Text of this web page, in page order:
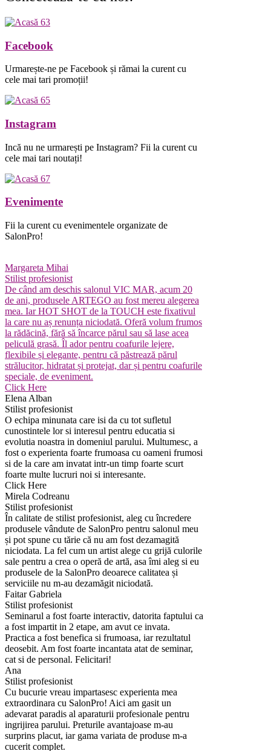
Facebook
Urmarește-ne pe Facebook și rămai la curent cu
cele mai tari promoții!
Instagram
Incă nu ne urmarești pe Instagram? Fii la curent cu
cele mai tari noutați!
Evenimente
Fii la curent cu evenimentele organizate de
SalonPro!
Margareta Mihai
Stilist profesionist
De când am deschis salonul VIC MAR, acum 20
de ani, produsele ARTEGO au fost mereu alegerea
mea. Iar HOT SHOT de la TOUCH este fixativul
la care nu aș renunța niciodată. Oferă volum frumos
la rădăcină, fără să încarce părul sau să lase acea
peliculă grasă. Îl ador pentru coafurile lejere,
flexibile și elegante, pentru că păstrează părul
strălucitor, hidratat și protejat, dar și pentru coafurile
speciale, de eveniment.
Click Here
Elena Alban
Stilist profesionist
O echipa minunata care isi da cu tot sufletul
cunostintele lor si interesul pentru educatia si
evolutia noastra in domeniul parului. Multumesc, a
fost o experienta foarte frumoasa cu oameni frumosi
si de la care am invatat intr-un timp foarte scurt
foarte multe lucruri noi si interesante.
Click Here
Mirela Codreanu
Stilist profesionist
În calitate de stilist profesionist, aleg cu încredere
produsele vândute de SalonPro pentru salonul meu
și pot spune cu tărie că nu am fost dezamagită
niciodata. La fel cum un artist alege cu grijă culorile
sale pentru a crea o operă de artă, asa îmi aleg si eu
produsele de la SalonPro deoarece calitatea și
serviciile nu m-au dezamăgit niciodată.
Faitar Gabriela
Stilist profesionist
Seminarul a fost foarte interactiv, datorita faptului ca
a fost impartit in 2 etape, am avut ce invata.
Practica a fost benefica si frumoasa, iar rezultatul
deosebit. Am fost foarte incantata atat de seminar,
cat si de personal. Felicitari!
Ana
Stilist profesionist
Cu bucurie vreau impartasesc experienta mea
extraordinara cu SalonPro! Aici am gasit un
adevarat paradis al aparaturii profesionale pentru
ingrijirea parului. Preturile avantajoase m-au
surprins placut, iar gama variata de produse m-a
cucerit complet.